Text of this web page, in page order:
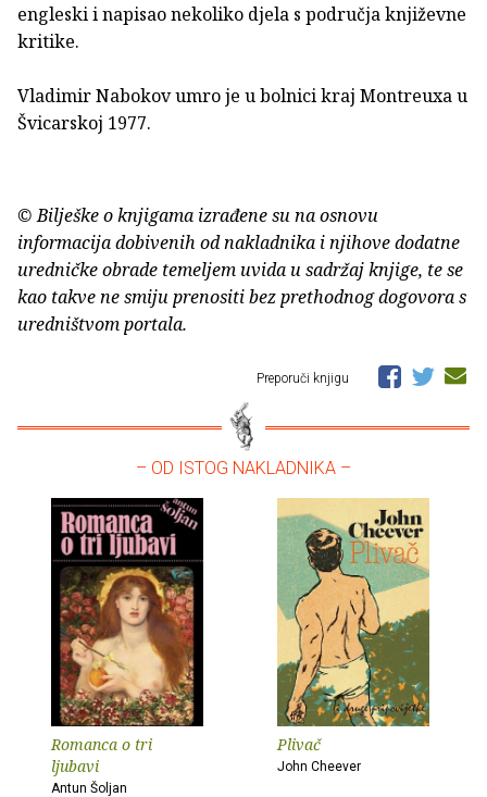
engleski i napisao nekoliko djela s područja književne
kritike.
Vladimir Nabokov umro je u bolnici kraj Montreuxa u
Švicarskoj 1977.
© Bilješke o knjigama izrađene su na osnovu
informacija dobivenih od nakladnika i njihove dodatne
uredničke obrade temeljem uvida u sadržaj knjige, te se
kao takve ne smiju prenositi bez prethodnog dogovora s
uredništvom portala.
Preporuči knjigu
– OD ISTOG NAKLADNIKA –
Romanca o tri
ljubavi
Antun Šoljan
Plivač
John Cheever